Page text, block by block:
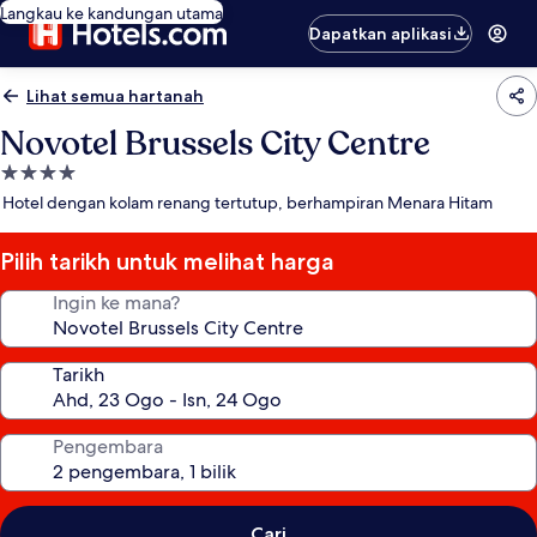
Langkau ke kandungan utama
Dapatkan aplikasi
Lihat semua hartanah
Novotel Brussels City Centre
Hartanah
4.0
Hotel dengan kolam renang tertutup, berhampiran Menara Hitam
Pilih tarikh untuk melihat harga
Ingin ke mana?
Tarikh
Pengembara